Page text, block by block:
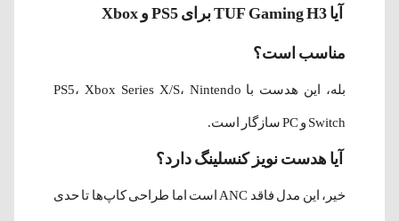
آیا TUF Gaming H3 برای PS5 و Xbox
مناسب است؟
بله، این هدست با PS5، Xbox Series X/S، Nintendo
Switch و PC سازگار است.
آیا هدست نویز کنسلینگ دارد؟
خیر، این مدل فاقد ANC است اما طراحی کاپ‌ها تا حدی